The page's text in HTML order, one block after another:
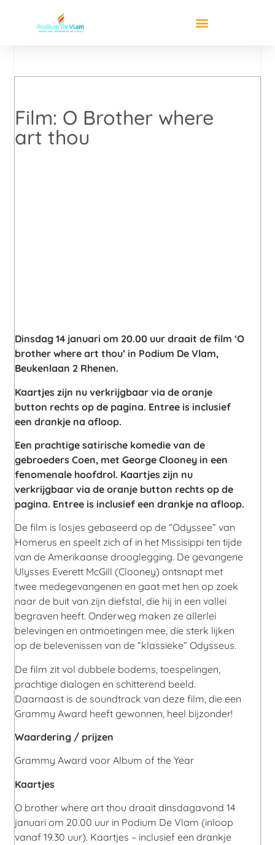
Film: O Brother where
art thou
Dinsdag 14 januari om 20.00 uur draait de film ‘O
brother where art thou’ in Podium De Vlam,
Beukenlaan 2 Rhenen.
Kaartjes zijn nu verkrijgbaar via de oranje
button rechts op de pagina. Entree is inclusief
een drankje na afloop.
Een prachtige satirische komedie van de
gebroeders Coen, met George Clooney in een
fenomenale hoofdrol. Kaartjes zijn nu
verkrijgbaar via de oranje button rechts op de
pagina. Entree is inclusief een drankje na afloop.
De film is losjes gebaseerd op de “Odyssee” van
Homerus en speelt zich af in het Missisippi ten tijde
van de Amerikaanse drooglegging. De gevangene
Ulysses Everett McGill (Clooney) ontsnapt met
twee medegevangenen en gaat met hen op zoek
naar de buit van zijn diefstal, die hij in een vallei
begraven heeft. Onderweg maken ze allerlei
belevingen en ontmoetingen mee, die sterk lijken
op de belevenissen van de “klassieke” Odysseus.
De film zit vol dubbele bodems, toespelingen,
prachtige dialogen en schitterend beeld.
Daarnaast is de soundtrack van deze film, die een
Grammy Award heeft gewonnen, heel bijzonder!
Waardering / prijzen
Grammy Award voor Album of the Year
Kaartjes
O brother where art thou draait dinsdagavond 14
januari om 20.00 uur in Podium De Vlam (inloop
vanaf 19.30 uur). Kaartjes – inclusief een drankje